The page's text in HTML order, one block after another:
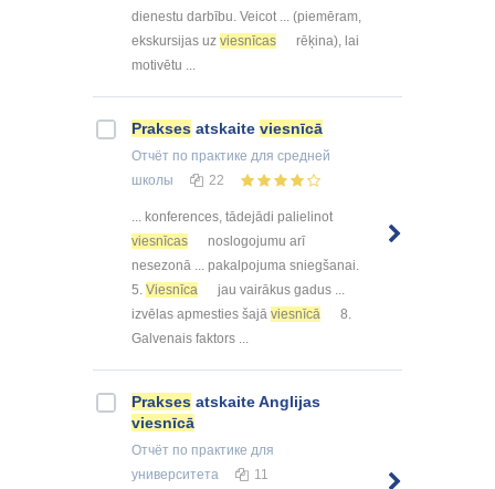
dienestu darbību. Veicot ... (piemēram,
ekskursijas uz viesnīcas
rēķina), lai
motivētu ...
Prakses atskaite viesnīcā
Отчёт по практике для средней
школы
22
... konferences, tādejādi palielinot
viesnīcas
noslogojumu arī
nesezonā ... pakalpojuma sniegšanai.
5. Viesnīca
jau vairākus gadus ...
izvēlas apmesties šajā viesnīcā
8.
Galvenais faktors ...
Prakses atskaite Anglijas
viesnīcā
Отчёт по практике для
университета
11